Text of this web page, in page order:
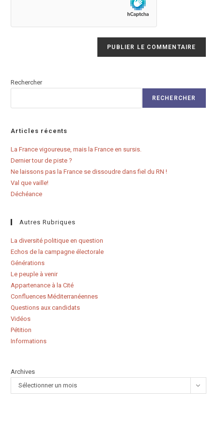
(facultatif)
Rechercher
RECHERCHER
Articles récents
La France vigoureuse, mais la France en sursis.
Dernier tour de piste ?
Ne laissons pas la France se dissoudre dans fiel du RN !
Val que vaille!
Déchéance
Autres Rubriques
La diversité politique en question
Echos de la campagne électorale
Générations
Le peuple à venir
Appartenance à la Cité
Confluences Méditerranéennes
Questions aux candidats
Vidéos
Pétition
Informations
Archives
Sélectionner un mois